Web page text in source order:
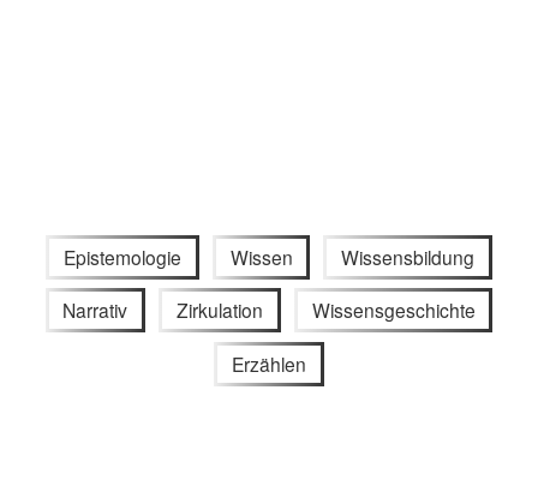
Epistemologie Wissen Wissensbildung
Narrativ Zirkulation Wissensgeschichte
Erzählen